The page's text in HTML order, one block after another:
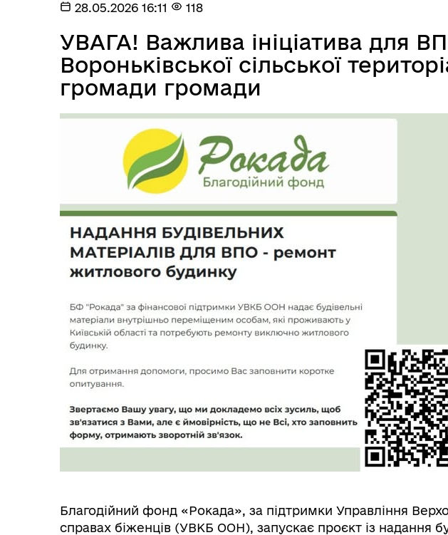
28.05.2026 16:11 118
УВАГА! Важлива ініціатива для
Вороньківської сільської
громади громади
Благодійний фонд «Рокада», за підтримки Управління
справах біженців (УВКБ ООН), запускає проєкт із надання